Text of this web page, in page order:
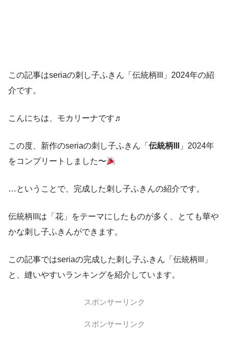
この記事はseriaの刺し子ふきん「伝統柄III」2024年の紹
介です。
こんにちは、モカリーナです♬
この度、新作のseriaの刺し子ふきん「 伝統柄III
」2024年
をコンプリートしました〜
…ということで、完成した刺し子ふきんの紹介です。
伝統柄IIIは「花」をテーマにしたものが多く、とても華や
かな刺し子ふきんができます。
この記事ではseriaの完成した刺し子ふきん「伝統柄III」
と、縫いやすいランキングを紹介しています。
スポンサーリンク
スポンサーリンク